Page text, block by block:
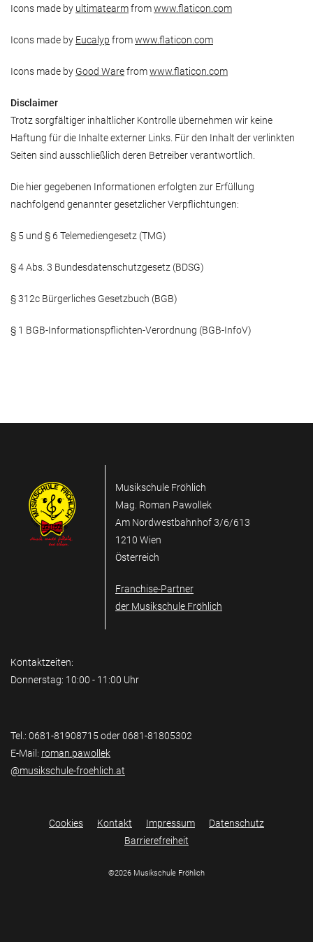
Icons made by ultimatearmfromwww.flaticon.com
Icons made by Eucalyp fromwww.flaticon.com
Icons made by Good Warefromwww.flaticon.com
Disclaimer
Trotz sorgfältiger inhaltlicher Kontrolle übernehmen wir keine
Haftung für die Inhalte externer Links. Für den Inhalt der verlinkten
Seiten sind ausschließlich deren Betreiber verantwortlich.
Die hier gegebenen Informationen erfolgten zur Erfüllung
nachfolgend genannter gesetzlicher Verpflichtungen:
§ 5 und § 6 Telemediengesetz (TMG)
§ 4 Abs. 3 Bundesdatenschutzgesetz (BDSG)
§ 312c Bürgerliches Gesetzbuch (BGB)
§ 1 BGB-Informationspflichten-Verordnung (BGB-InfoV)
Musikschule Fröhlich
Mag. Roman Pawollek
Am Nordwestbahnhof 3/6/613
1210 Wien
Österreich
Franchise-Partner
der Musikschule Fröhlich
Kontaktzeiten:
Donnerstag: 10:00 - 11:00 Uhr
Tel.: 0681-81908715 oder 0681-81805302
E-Mail: roman.pawollek
@musikschule-froehlich.at
Cookies Kontakt Impressum
Datenschutz
Barrierefreiheit
©2026 Musikschule Fröhlich